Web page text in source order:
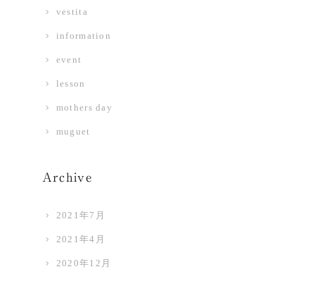
vestita
information
event
lesson
mothers day
muguet
Archive
2021年7月
2021年4月
2020年12月